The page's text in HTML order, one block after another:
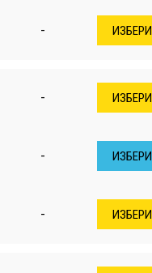
- ИЗБЕРИ
- ИЗБЕРИ
- ИЗБЕРИ
- ИЗБЕРИ